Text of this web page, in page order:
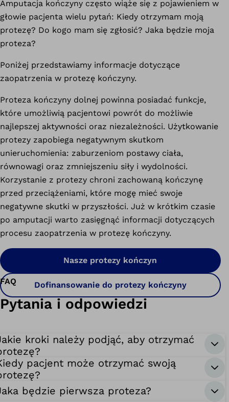
Amputacja kończyny często wiąże się z pojawieniem w
głowie pacjenta wielu pytań: Kiedy otrzymam moją
protezę? Do kogo mam się zgłosić? Jaka będzie moja
proteza?
Poniżej przedstawiamy informacje dotyczące
zaopatrzenia w protezę kończyny.
Proteza kończyny dolnej powinna posiadać funkcje,
które umożliwią pacjentowi powrót do możliwie
najlepszej aktywności oraz niezależności. Użytkowanie
protezy zapobiega negatywnym skutkom
unieruchomienia: zaburzeniom postawy ciała,
równowagi oraz zmniejszeniu siły i wydolności.
Korzystanie z protezy chroni zachowaną kończynę
przed przeciążeniami, które mogę mieć swoje
negatywne skutki w przyszłości. Już w krótkim czasie
po amputacji warto zasięgnąć informacji dotyczących
procesu zaopatrzenia w protezę kończyny.
Nasze protezy kończyn
Dofinansowanie do protezy kończyny
FAQ
Pytania i odpowiedzi
kroki należy podjąć, aby otrzymać
pacjent może otrzymać swoją
będzie pierwsza proteza?